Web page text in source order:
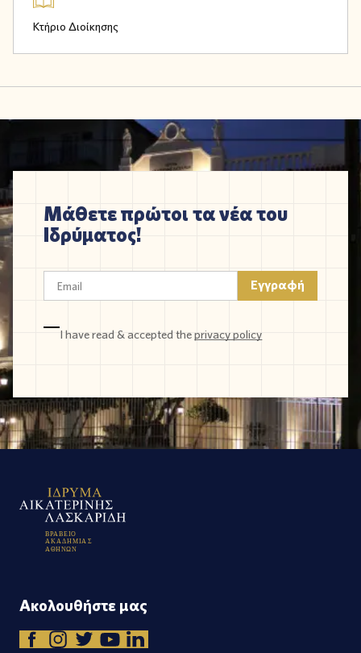
Κτήριο Διοίκησης
Μάθετε πρώτοι τα νέα του
Ιδρύματος!
I have read & accepted theprivacy policy
ΒΡΑΒΕΙΟ
ΑΚΑΔΗΜΙΑ Σ
Α ΘΗΝΩΝ
Ακολουθήστε μας